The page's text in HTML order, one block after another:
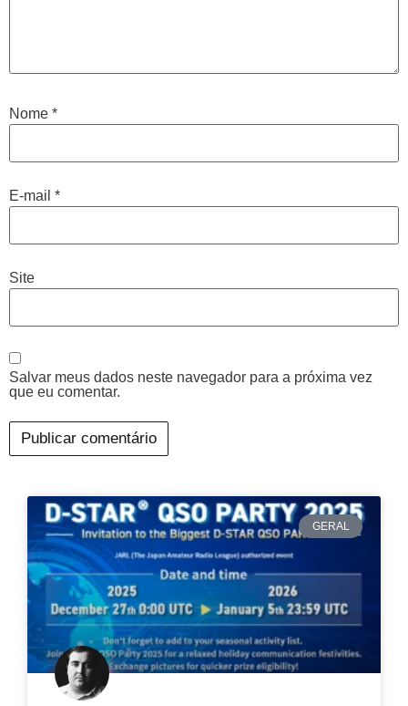
Nome *
E-mail *
Site
Salvar meus dados neste navegador para a próxima vez
que eu comentar.
GERAL